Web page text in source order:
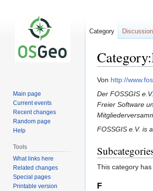
Jump
to
navigation
Jump
to
search
Von http://
Der FOSSGIS
Freier Software
FOSSGIS e.V. is
This category
F
Category Discussion
Main page
Current events
Recent changes
Random page
Help
Tools
What links here
Related changes
Special pages
Printable version